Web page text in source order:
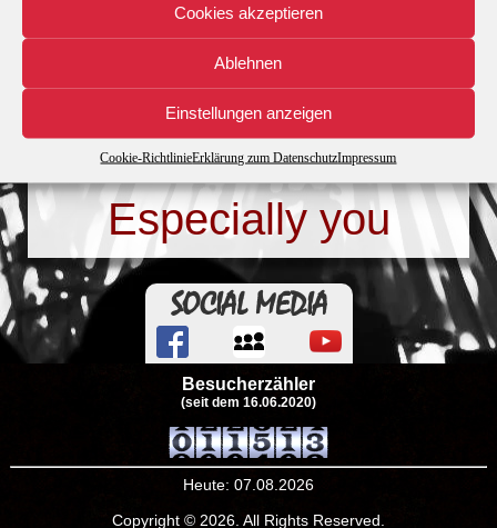
Cookies akzeptieren
Ablehnen
Einstellungen anzeigen
Cookie-RichtlinieErklärung zum DatenschutzImpressum
Erstellungsdatum
Zuletzt aktualisiert 26. November 2016
Especially you
SOCIAL MEDIA
Besucherzähler
(seit dem 16.06.2020)
Heute: 07.08.2026
Copyright © 2026. All Rights Reserved.